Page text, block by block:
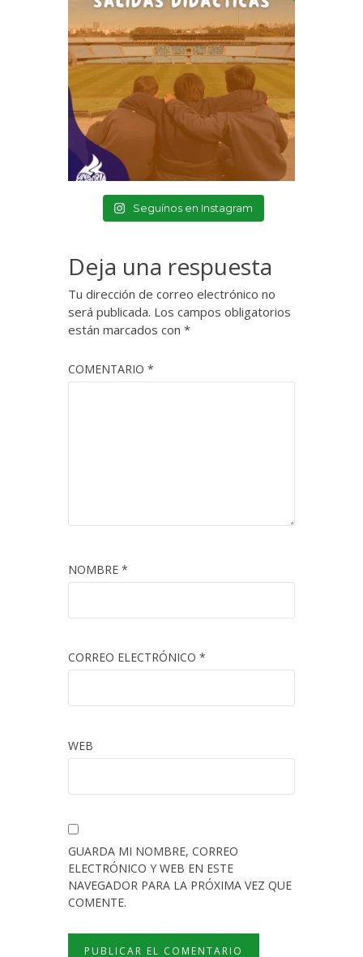
Seguínos en Instagram
Deja una respuesta
Tu dirección de correo electrónico no
será publicada. Los campos obligatorios
están marcados con *
COMENTARIO *
NOMBRE *
CORREO ELECTRÓNICO *
WEB
GUARDA MI NOMBRE, CORREO
ELECTRÓNICO Y WEB EN ESTE
NAVEGADOR PARA LA PRÓXIMA VEZ QUE
COMENTE.